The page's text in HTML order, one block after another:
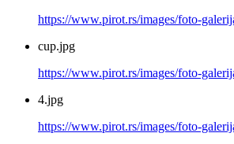
https://www.pirot.rs/images/foto-
cup.jpg
https://www.pirot.rs/images/foto-
4.jpg
https://www.pirot.rs/images/foto-